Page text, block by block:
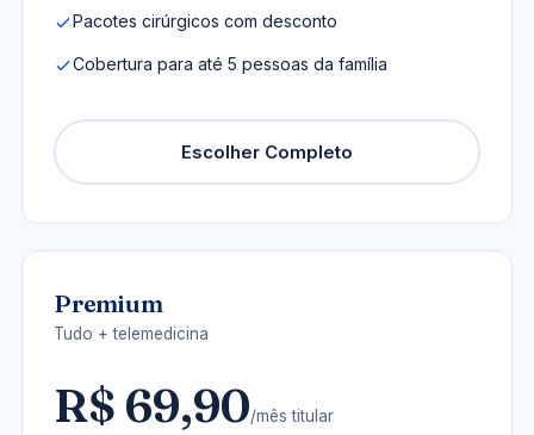
Pacotes cirúrgicos com desconto
Cobertura para até 5 pessoas da família
Escolher Completo
Premium
Tudo + telemedicina
R$ 69,90/mês titular